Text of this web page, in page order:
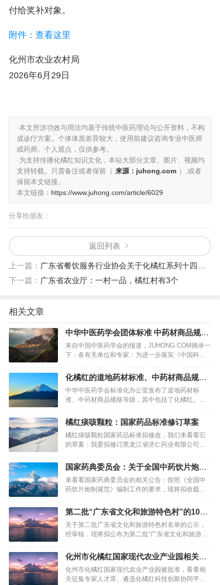
付给奖补对象。
附件：查看这里
化州市农业农村局
2026年6月29日
·本文所涉功效与用法均基于传统中医药理论与公开资料，不构
成诊疗方案。个体体质差异较大，使用前建议咨询专业中医师
或药师。个人观点，仅供参考。
·为支持传播化橘红知识文化，本站大部分文章、图片、视频均
支持转载。只需备注或者保留（ 来源：juhong.com ）,或者
保留本文链接。
本文链接： https://www.juhong.com/article/6029
分享给朋友：
返回列表
上一篇： 广东省餐饮服务行业协会关于化橘红系列十四项团体标准的立项通知
下一篇： 广东省农业厅：一村一品，橘红村有3个
相关文章
中华中医药学会团体标准 中药材商品规格
等级 化橘红（公开征求意见稿）
来自中国中医药学会的报道，JUHONG.COM摘录一
下：各有关单位和专家：为进一步落实《中国科协
案》、《深化标准化工作改革方案》、《国家标准
委办公室关于开展团体标准试点工作的通知》、
《关于培育和发展团体标准的指导意见》等文件精
神，推动形成一批市场和创新急需的…
化橘红的道地药材标准、中药材商品规格
等级公告
中华中医药学会标准化办公室发布了道地药材标
准、中药材商品规格等级，其中包括了化橘红。…
橘红痰咳颗粒：国家药品标准修订草案
橘红痰咳颗粒国家药品标准拟修改，我们来看看它
的草案：我委拟修订黑龙江省济仁药业有限公司橘
合理性和适用性，现公示征求意见（详见附件）。
公示期为三个月。请相关单位认真研核，若有异
议，请及时来函提交反馈意见，并附相关说明、实
验数据和联系方式(联系人及电话等)。来…
国家药典委员会：关于全国中药饮片炮制
规范化橘红品种草案的公示
来看看国家药典委员会的相关公告：按照《全国中
药饮片炮制规范》编制工作的要求，现将拟收载的
（详见附件）。公示期自发布之日起3个月。请认真
研核，若有异议，请及时来函提交反馈意见，并附
相关说明、实验数据和联系方式。相关单位来函需
加盖公章，个人来函需本人签名，同时…
第二批“广东省文化和旅游特色村”的104
个村名单
关于第二批广东省文化和旅游特色村名单的公示，
经审核，现将拟公布为第二批“广东省文化和旅游特
12月31日至2021年1月4日。如有异议，可在公示期
内通过电话、来信等形式向我厅反映。我厅将依法
予以核查处理。附件：拟公布为广东省文化和旅游
特色村名单广东省…
化州市化橘红国家现代农业产业园相关征
集
化州市化橘红国家现代农业产业园被批准，看看相
关征集专家人才库、遴选化橘红科技创新协同平台